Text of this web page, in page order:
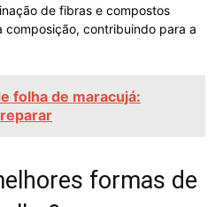
de fibras e compostos
composição, contribuindo para a
folha de maracujá:
formas de